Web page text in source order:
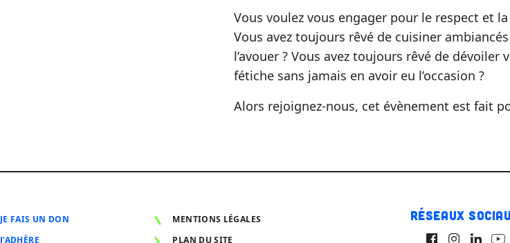
Vous voulez vous engager pour le respect et
Vous avez toujours rêvé de cuisiner
l’avouer ? Vous avez toujours rêvé de
fétiche sans jamais en avoir eu l’occasion ?
Alors rejoignez-nous, cet évènement est fait
JE FAIS UN DON
J'ADHÈRE
MENTIONS LÉGALES
PLAN DU SITE
Réseaux